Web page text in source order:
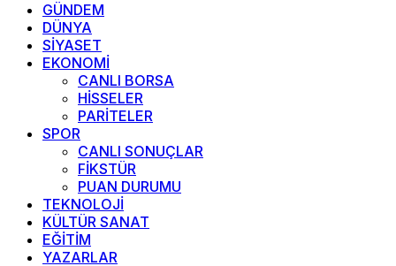
GÜNDEM
DÜNYA
SİYASET
EKONOMİ
CANLI BORSA
HİSSELER
PARİTELER
SPOR
CANLI SONUÇLAR
FİKSTÜR
PUAN DURUMU
TEKNOLOJİ
KÜLTÜR SANAT
EĞİTİM
YAZARLAR